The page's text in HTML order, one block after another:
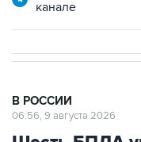
Шесть БПЛА
Воронежской